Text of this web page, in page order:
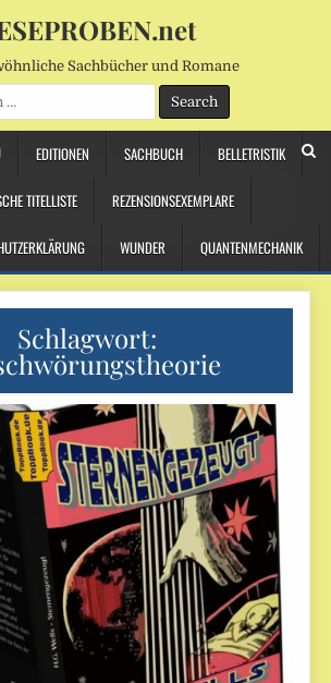
Sachbücher und Romane
EDITIONEN SACHBUCH BELLETRISTIK
TITELLISTE REZENSIONSEXEMPLARE
WUNDER QUANTENMECHANIK
Schlagwort: